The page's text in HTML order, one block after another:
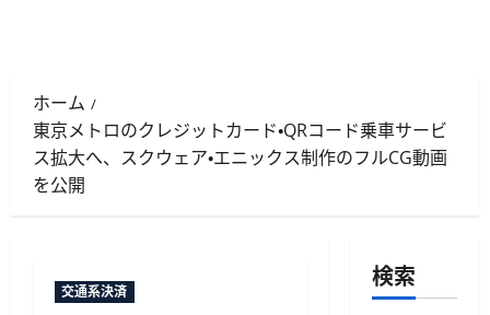
ホーム
東京メトロのクレジットカード・QRコード乗車サービ
ス拡大へ、スクウェア・エニックス制作のフルCG動画
を公開
交通系決済
検索